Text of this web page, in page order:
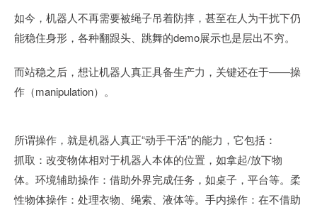
如今，机器人不再需要被绳子吊着防摔，甚至在人为干扰下仍
能稳住身形，各种翻跟头、跳舞的demo展示也是层出不穷。
而站稳之后，想让机器人真正具备生产力，关键还在于——操
作（manipulation）。
所谓操作，就是机器人真正“动手干活”的能力，它包括：
抓取：改变物体相对于机器人本体的位置，如拿起/放下物
体。环境辅助操作：借助外界完成任务，如桌子，平台等。柔
性物体操作：处理衣物、绳索、液体等。手内操作：在不借助